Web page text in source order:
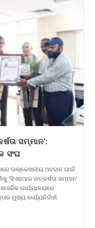
ସମ୍ମାନ’:
ସଂଘ
ଉଲ୍ଲେଖନୀୟ ଅବଦାନ ପାଇଁ
‘ସିଏସଆର ଉତ୍କର୍ଷତା ସମ୍ମାନ’
କାର୍ଯ୍ୟାଳୟରେ
କାର୍ଯ୍ୟନିର୍ବାହୀ